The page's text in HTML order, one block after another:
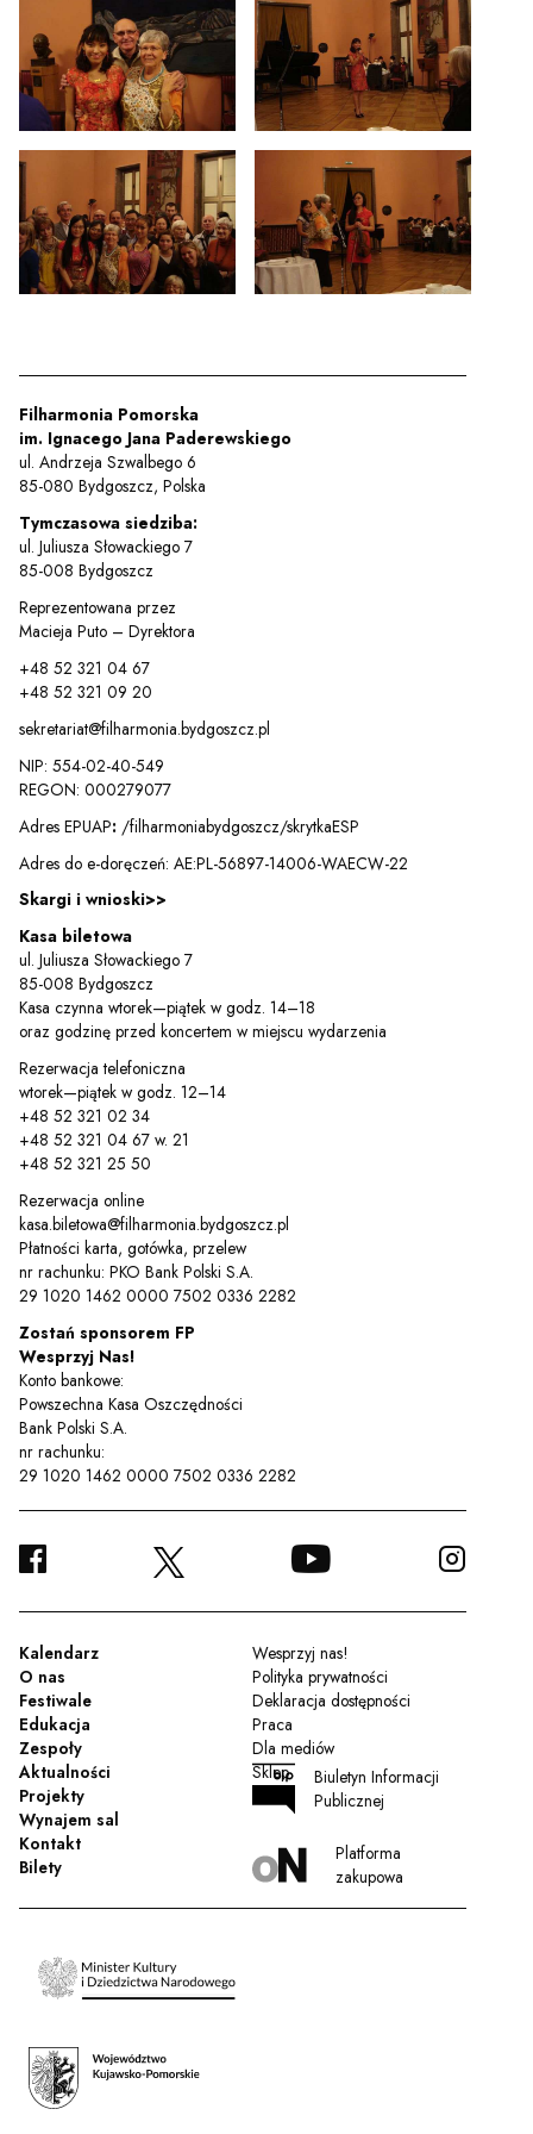
Filharmonia Pomorska
im. Ignacego Jana Paderewskiego
ul. Andrzeja Szwalbego 6
85-080 Bydgoszcz, Polska
Tymczasowa siedziba:
ul. Juliusza Słowackiego 7
85-008 Bydgoszcz
Reprezentowana przez
Macieja Puto – Dyrektora
+48 52 321 04 67
+48 52 321 09 20
sekretariat@filharmonia.bydgoszcz.pl
NIP: 554-02-40-549
REGON: 000279077
Adres EPUAP: /filharmoniabydgoszcz/skrytkaESP
Adres do e-doręczeń: AE:PL-56897-14006-WAECW-22
Skargi i wnioski>>
Kasa biletowa
ul. Juliusza Słowackiego 7
85-008 Bydgoszcz
Kasa czynna wtorek—piątek w godz. 14–18
oraz godzinę przed koncertem w miejscu wydarzenia
Rezerwacja telefoniczna
wtorek—piątek w godz. 12–14
+48 52 321 02 34
+48 52 321 04 67 w. 21
+48 52 321 25 50
Rezerwacja online
kasa.biletowa@filharmonia.bydgoszcz.pl
Płatności karta, gotówka, przelew
nr rachunku: PKO Bank Polski S.A.
29 1020 1462 0000 7502 0336 2282
Zostań sponsorem FP
Wesprzyj Nas!
Konto bankowe:
Powszechna Kasa Oszczędności
Bank Polski S.A.
nr rachunku:
29 1020 1462 0000 7502 0336 2282
FACEBOOKTWITTER YOUTUBE
Kalendarz
O nas
Festiwale
Edukacja
Zespoły
Aktualności
Projekty
Wynajem sal
Kontakt
Bilety
Wesprzyj nas!
Polityka prywatności
Deklaracja dostępności
Praca
Dla mediów
Sklep
Biuletyn Informacji
Publicznej
Platforma
zakupowa